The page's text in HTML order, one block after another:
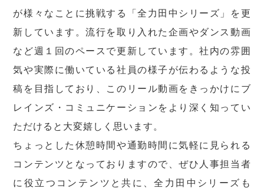
が様々なことに挑戦する「全力田中シリーズ」を更
新しています。流行を取り入れた企画やダンス動画
など週１回のペースで更新しています。社内の雰囲
気や実際に働いている社員の様子が伝わるような投
稿を目指しており、このリール動画をきっかけにブ
レインズ・コミュニケーションをより深く知ってい
ただけると大変嬉しく思います。
ちょっとした休憩時間や通勤時間に気軽に見られる
コンテンツとなっておりますので、ぜひ人事担当者
に役立つコンテンツと共に、全力田中シリーズも